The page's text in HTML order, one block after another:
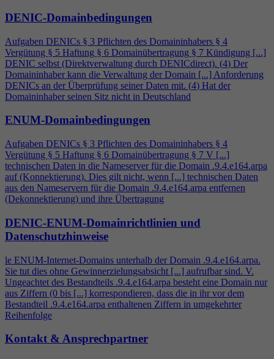
DENIC-Domainbedingungen
Aufgaben DENICs § 3 Pflichten des Domaininhabers § 4
Vergütung § 5 Haftung § 6 Domainübertragung § 7 Kündigung [...]
DENIC selbst (Direktverwaltung durch DENICdirect). (4) Der
Domaininhaber kann die Verwaltung der Domain [...] Anforderung
DENICs an der Überprüfung seiner Daten mit. (4) Hat der
Domaininhaber seinen Sitz nicht in Deutschland
ENUM-Domainbedingungen
Aufgaben DENICs § 3 Pflichten des Domaininhabers § 4
Vergütung § 5 Haftung § 6 Domainübertragung § 7 V [...]
technischen Daten in die Nameserver für die Domain .9.4.e164.arpa
auf (Konnektierung). Dies gilt nicht, wenn [...] technischen Daten
aus den Nameservern für die Domain .9.4.e164.arpa entfernen
(Dekonnektierung) und ihre Übertragung
DENIC-ENUM-Domainrichtlinien und
Datenschutzhinweise
le ENUM-Internet-Domains unterhalb der Domain .9.4.e164.arpa.
Sie tut dies ohne Gewinnerzielungsabsicht [...] aufrufbar sind. V.
Ungeachtet des Bestandteils .9.4.e164.arpa besteht eine Domain nur
aus Ziffern (0 bis [...] korrespondieren, dass die in ihr vor dem
Bestandteil .9.4.e164.arpa enthaltenen Ziffern in umgekehrter
Reihenfolge
Kontakt & Ansprechpartner